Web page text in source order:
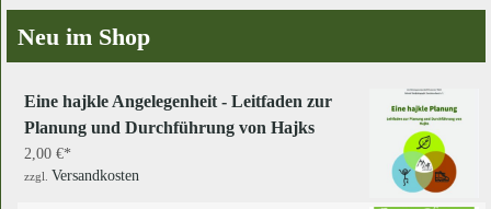
Neu im Shop
Eine hajkle Angelegenheit - Leitfaden zur
Planung und Durchführung von Hajks
2,00 €
zzgl. Versandkosten